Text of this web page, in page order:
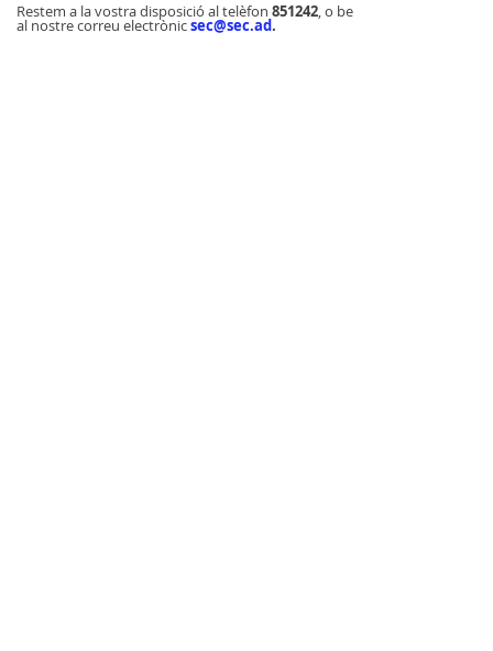
Restem a la vostra disposició al telèfon 851242, o be
al nostre correu electrònicsec@sec.ad.